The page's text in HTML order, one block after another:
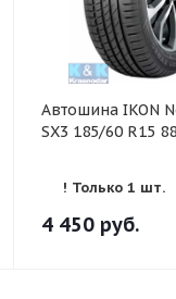
Автошина IKON
SX3 185/60 R15
! Только 1 шт.
4 450 руб.